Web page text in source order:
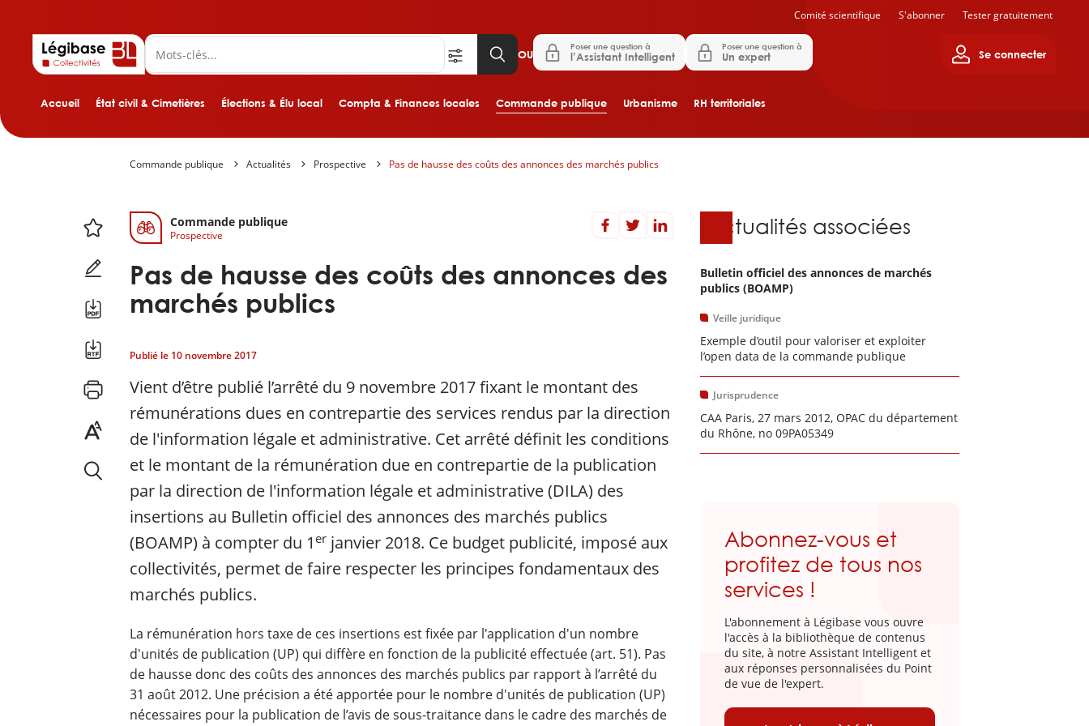
Aller au contenu principal
Accueil État civil & Cimetières Élections & Élu local Compta & Finances locales Commande publique Urbanisme RH territoriales
OU
Poser une question à
l’Assistant Intelligent
Poser une question à
Un expert Se connecter
Comité scientifique S'abonner Tester gratuitement
Commande publique Actualités Prospective Pas de hausse des coûts des annonces des marchés publics
Commande publique
Prospective
Pas de hausse des coûts des annonces des
marchés publics
Publié le 10 novembre 2017
Vient d’être publié l’arrêté du 9 novembre 2017 fixant le montant des
rémunérations dues en contrepartie des services rendus par la direction
de l'information légale et administrative. Cet arrêté définit les conditions
et le montant de la rémunération due en contrepartie de la publication
par la direction de l'information légale et administrative (DILA) des
insertions au Bulletin officiel des annonces des marchés publics
(BOAMP) à compter du 1 er janvier 2018. Ce budget publicité, imposé aux
collectivités, permet de faire respecter les principes fondamentaux des
marchés publics.
La rémunération hors taxe de ces insertions est fixée par l'application d'un nombre
d'unités de publication (UP) qui diffère en fonction de la publicité effectuée (art. 51). Pas
de hausse donc des coûts des annonces des marchés publics par rapport à l’arrêté du
31 août 2012. Une précision a été apportée pour le nombre d'unités de publication (UP)
nécessaires pour la publication de l’avis de sous-traitance dans le cadre des marchés de
Actualités associées
Bulletin officiel des annonces de marchés
publics (BOAMP)
Veille juridique
Exemple d’outil pour valoriser et exploiter
l’open data de la commande publique
Jurisprudence
CAA Paris, 27 mars 2012, OPAC du département
du Rhône, no 09PA05349
Abonnez-vous et
profitez de tous nos
services !
L'abonnement à Légibase vous ouvre
l'accès à la bibliothèque de contenus
du site, à notre Assistant Intelligent et
aux réponses personnalisées du Point
de vue de l'expert.